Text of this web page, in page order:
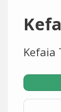
Kefaia